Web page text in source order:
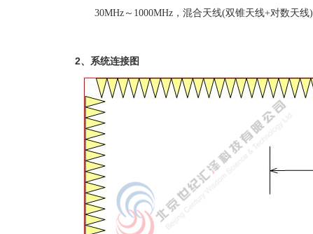
30MHz～1000MHz，混合天线(双锥天线+对数天线)
2、系统连接图